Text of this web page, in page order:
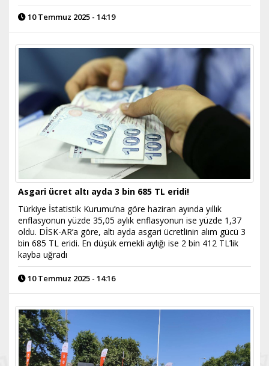
10 Temmuz 2025 - 14:19
Asgari ücret altı ayda 3 bin 685 TL eridi!
Türkiye İstatistik Kurumu’na göre haziran ayında yıllık
enflasyonun yüzde 35,05 aylık enflasyonun ise yüzde 1,37
oldu. DİSK-AR’a göre, altı ayda asgari ücretlinin alım gücü 3
bin 685 TL eridi. En düşük emekli aylığı ise 2 bin 412 TL’lik
kayba uğradı
10 Temmuz 2025 - 14:16